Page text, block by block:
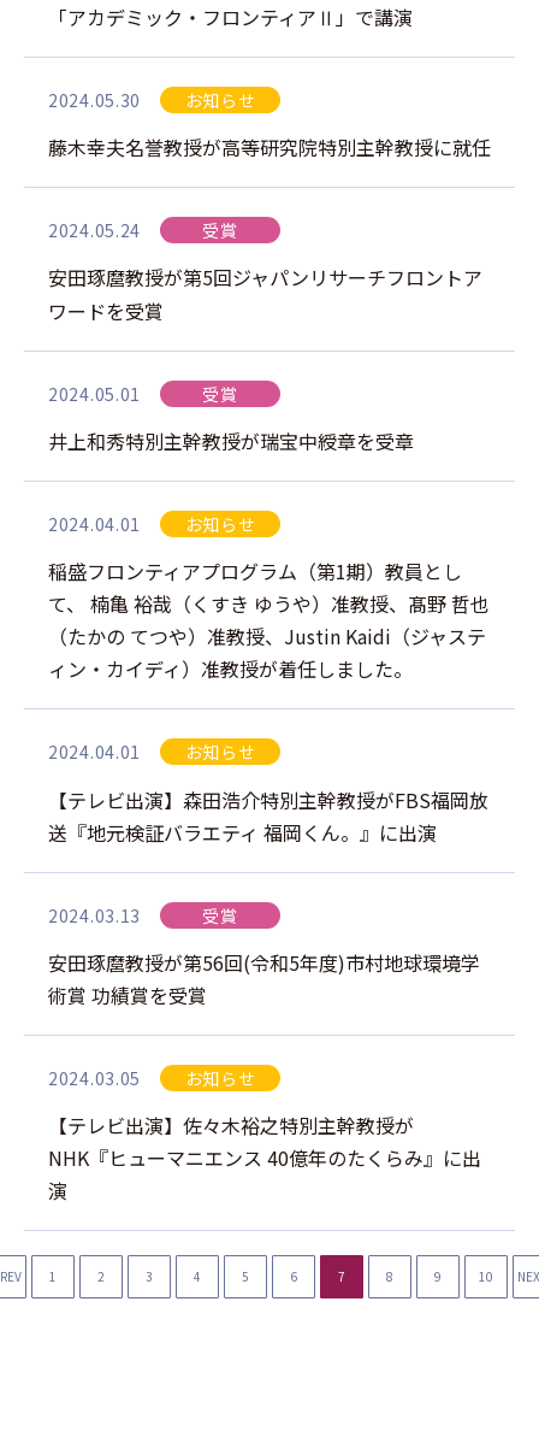
「アカデミック・フロンティアⅡ」で講演
2024.05.30 お知らせ
藤木幸夫名誉教授が高等研究院特別主幹教授に就任
2024.05.24 受賞
安田琢麿教授が第5回ジャパンリサーチフロントア
ワードを受賞
2024.05.01 受賞
井上和秀特別主幹教授が瑞宝中綬章を受章
2024.04.01 お知らせ
稲盛フロンティアプログラム（第1期）教員とし
て、 楠亀 裕哉（くすき ゆうや）准教授、髙野 哲也
（たかの てつや）准教授、Justin Kaidi（ジャステ
ィン・カイディ）准教授が着任しました。
2024.04.01 お知らせ
【テレビ出演】森田浩介特別主幹教授がFBS福岡放
送『地元検証バラエティ 福岡くん。』に出演
2024.03.13 受賞
安田琢麿教授が第56回(令和5年度)市村地球環境学
術賞 功績賞を受賞
2024.03.05 お知らせ
【テレビ出演】佐々木裕之特別主幹教授が
NHK『ヒューマニエンス 40億年のたくらみ』に出
演
1 2 3 4 5 6 7 8 9 10